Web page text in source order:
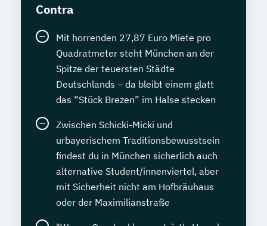
Contra
Mit horrenden 27,87 Euro Miete pro
Quadratmeter steht München an der
Spitze der teuersten Städte
Deutschlands – da bleibt einem glatt
das “Stück Brezen” im Halse stecken
Zwischen Schicki-Micki und
urbayerischem Traditionsbewusstsein
findest du in München sicherlich auch
alternative Student/innenviertel, aber
mit Sicherheit nicht am Hofbräuhaus
oder der Maximilianstraße